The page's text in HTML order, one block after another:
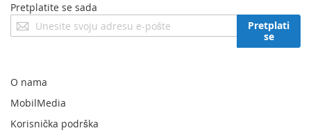
Pretplatite se sada
Prijavite
se
newsletter:
Pretplati
se
O nama
MobilMedia
Korisnička podrška